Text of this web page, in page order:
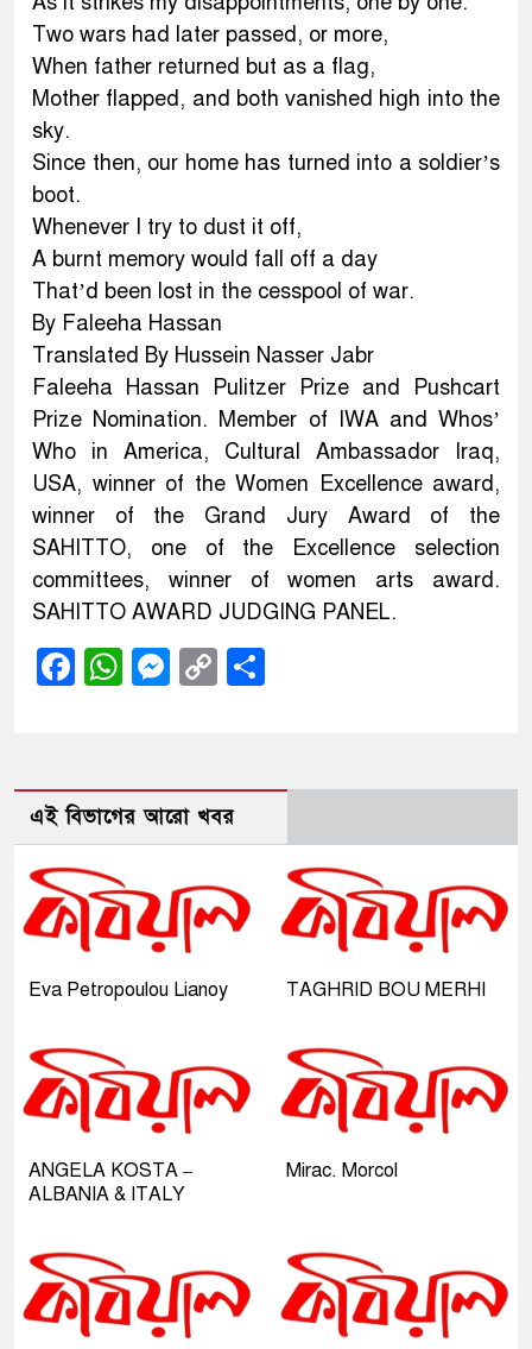
Two wars had later passed, or more,
When father returned but as a flag,
Mother flapped, and both vanished high into the
sky.
Since then, our home has turned into a soldier’s
boot.
Whenever I try to dust it off,
A burnt memory would fall off a day
That’d been lost in the cesspool of war.
By Faleeha Hassan
Translated By Hussein Nasser Jabr
Faleeha Hassan Pulitzer Prize and Pushcart
Prize Nomination. Member of IWA and Whos’
Who in America, Cultural Ambassador Iraq,
USA, winner of the Women Excellence award,
winner of the Grand Jury Award of the
SAHITTO, one of the Excellence selection
committees, winner of women arts award.
SAHITTO AWARD JUDGING PANEL.
Facebook
WhatsApp
Messenger
Copy
এই বিভাগের আরো খবর
Eva Petropoulou Lianoy TAGHRID BOU MERHI
ANGELA KOSTA –
ALBANIA & ITALY
Mirac. Morcol